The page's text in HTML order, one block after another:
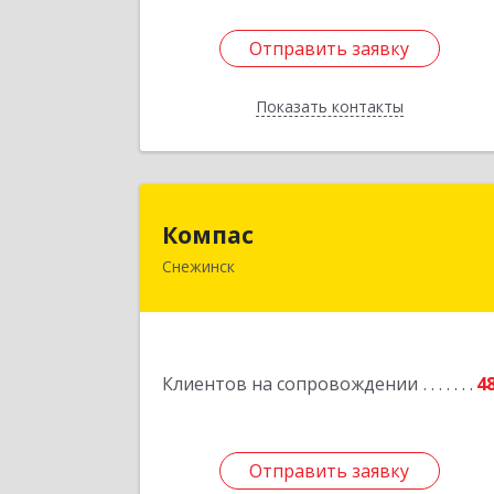
Отправить заявку
Показать контакты
Отправить заявку
Назад
Компас
Снежинск
Клиентов на сопровождении
Отправить заявку
456776, Челябинская обл, Снежинск г,
Отправить заявку